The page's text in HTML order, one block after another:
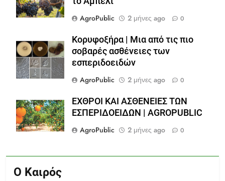
AgroPublic
2 μήνες ago 0
Κορυφοξήρα | Μια από τις πιο
σοβαρές ασθένειες των
εσπεριδοειδών
AgroPublic
2 μήνες ago 0
ΕΧΘΡΟΙ ΚΑΙ ΑΣΘΕΝΕΙΕΣ ΤΩΝ
ΕΣΠΕΡΙΔΟΕΙΔΩΝ | AGROPUBLIC
AgroPublic
2 μήνες ago 0
Ο Καιρός